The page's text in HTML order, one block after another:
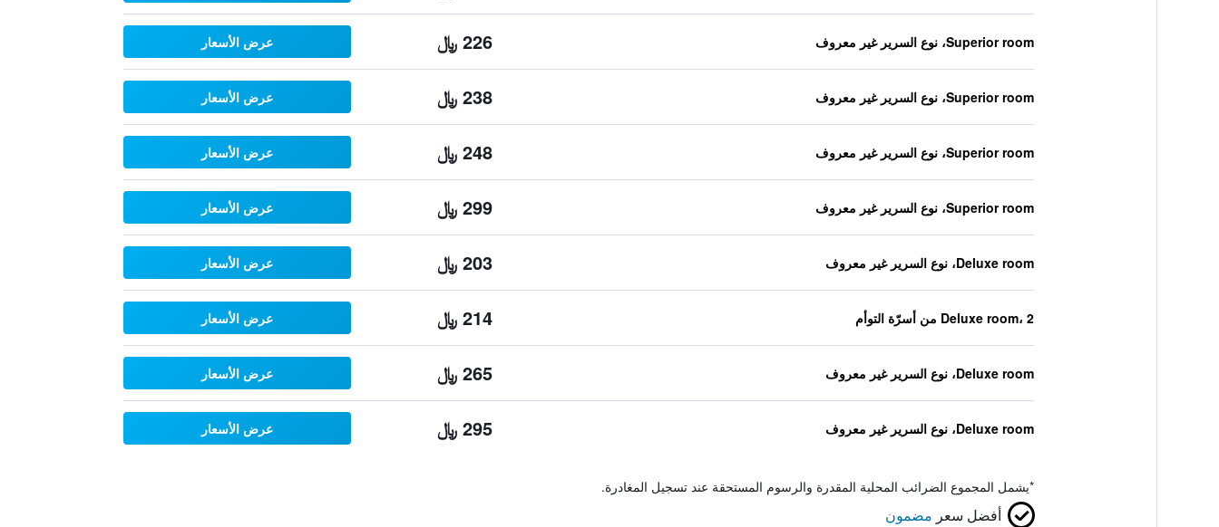
Superior room، نوع السرير غير معروف 226 ﷼ عرض الأسعار
Superior room، نوع السرير غير معروف 238 ﷼ عرض الأسعار
Superior room، نوع السرير غير معروف 248 ﷼ عرض الأسعار
Superior room، نوع السرير غير معروف 299 ﷼ عرض الأسعار
Deluxe room، نوع السرير غير معروف 203 ﷼ عرض الأسعار
Deluxe room، 2 من أسرّة التوأم 214 ﷼ عرض الأسعار
Deluxe room، نوع السرير غير معروف 265 ﷼ عرض الأسعار
Deluxe room، نوع السرير غير معروف 295 ﷼ عرض الأسعار
*يشمل المجموع الضرائب المحلية المقدرة والرسوم المستحقة عند تسجيل المغادرة.
أفضل سعر مضمون